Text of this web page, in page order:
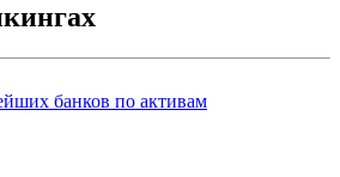
банков по активам